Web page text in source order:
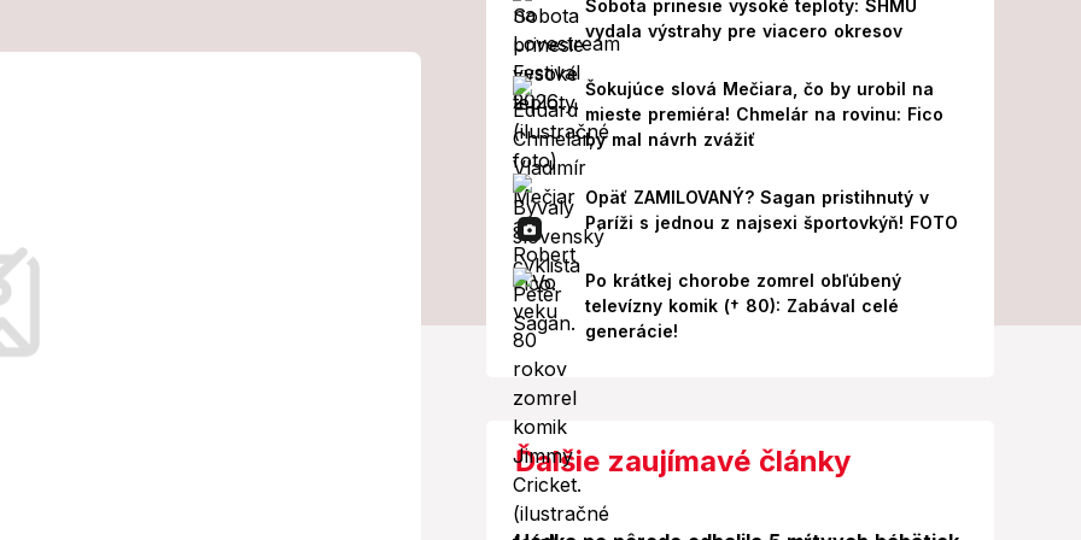
nákupe ruskej
ropu napriek Trumpovým hrozbám.
Sobota prinesie vysoké teploty: SHMÚ
vydala výstrahy pre viacero okresov
Šokujúce slová Mečiara, čo by urobil na
mieste premiéra! Chmelár na rovinu: Fico
by mal návrh zvážiť
Opäť ZAMILOVANÝ? Sagan pristihnutý v
Paríži s jednou z najsexi športovkýň! FOTO
Po krátkej chorobe zomrel obľúbený
televízny komik († 80): Zabával celé
generácie!
Ďalšie zaujímavé články